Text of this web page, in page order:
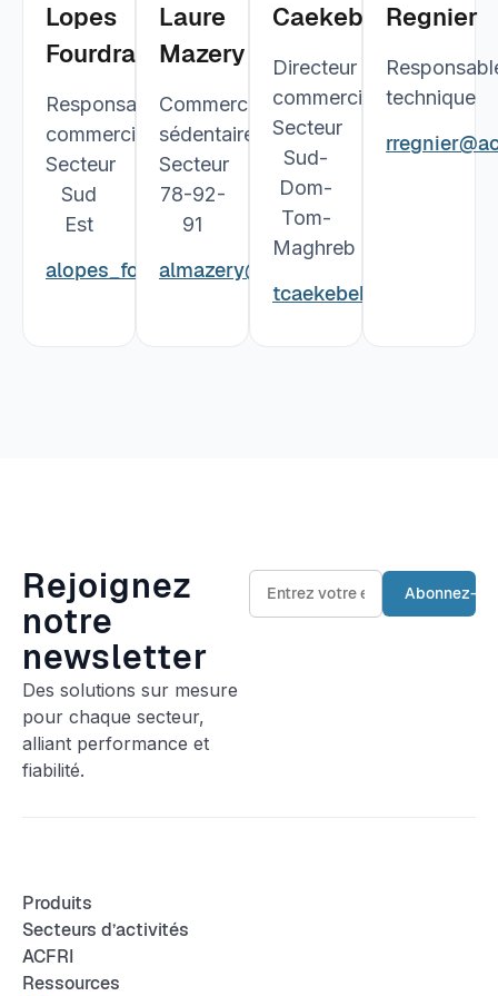
Lopes
Fourdrain
Responsable
commerciale
Secteur
Sud
Est
alopes_fourdrain@acfri.fr
Laure
Mazery
Commerciale
sédentaire
Secteur
78-92-
91
almazery@acfri.fr
Caekebeke
Directeur
commercial
Secteur
Sud-
Dom-
Tom-
Maghreb
tcaekebeke@acfri.fr
Regnier
technique
Rejoignez
notre
newsletter
Des solutions sur mesure
pour chaque secteur,
alliant performance et
fiabilité.
Produits
Secteurs d’activités
ACFRI
Ressources